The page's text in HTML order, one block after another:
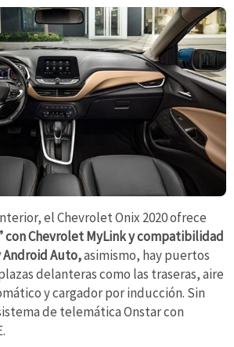
el Chevrolet Onix 2020 ofrece
Chevrolet MyLink y compatibilidad
Android Auto,asimismo, hay puertos
delanteras como las traseras, aire
y cargador por inducción. Sin
de telemática Onstar con